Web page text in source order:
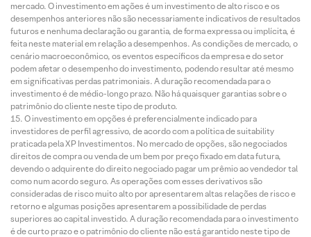
mercado. O investimento em ações é um investimento de alto risco e os
desempenhos anteriores não são necessariamente indicativos de resultados
futuros e nenhuma declaração ou garantia, de forma expressa ou implícita, é
feita neste material em relação a desempenhos. As condições de mercado, o
cenário macroeconômico, os eventos específicos da empresa e do setor
podem afetar o desempenho do investimento, podendo resultar até mesmo
em significativas perdas patrimoniais. A duração recomendada para o
investimento é de médio-longo prazo. Não há quaisquer garantias sobre o
patrimônio do cliente neste tipo de produto.
O investimento em opções é preferencialmente indicado para
investidores de perfil agressivo, de acordo com a política de suitability
praticada pela XP Investimentos. No mercado de opções, são negociados
direitos de compra ou venda de um bem por preço fixado em data futura,
devendo o adquirente do direito negociado pagar um prêmio ao vendedor tal
como num acordo seguro. As operações com esses derivativos são
consideradas de risco muito alto por apresentarem altas relações de risco e
retorno e algumas posições apresentarem a possibilidade de perdas
superiores ao capital investido. A duração recomendada para o investimento
é de curto prazo e o patrimônio do cliente não está garantido neste tipo de